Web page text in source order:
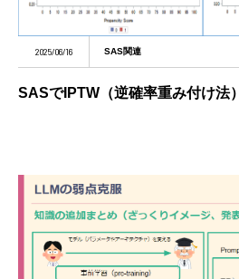
2025/06/16 SAS関連
SASでIPTW（逆確率重み付け法